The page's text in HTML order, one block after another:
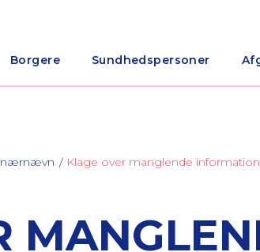
Borgere Sundhedspersoner
Klage over manglende